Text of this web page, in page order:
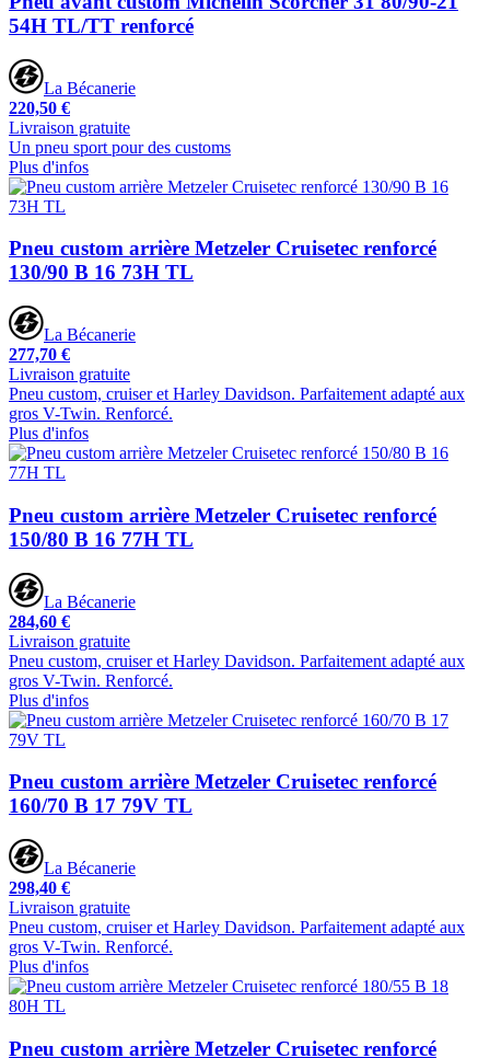
54H TL/TT renforcé
La Bécanerie
220,50 €
Livraison gratuite
Un pneu sport pour des customs
Plus d'infos
Pneu custom arrière Metzeler Cruisetec renforcé
130/90 B 16 73H TL
La Bécanerie
277,70 €
Livraison gratuite
Pneu custom, cruiser et Harley Davidson. Parfaitement adapté aux
gros V-Twin. Renforcé.
Plus d'infos
Pneu custom arrière Metzeler Cruisetec renforcé
150/80 B 16 77H TL
La Bécanerie
284,60 €
Livraison gratuite
Pneu custom, cruiser et Harley Davidson. Parfaitement adapté aux
gros V-Twin. Renforcé.
Plus d'infos
Pneu custom arrière Metzeler Cruisetec renforcé
160/70 B 17 79V TL
La Bécanerie
298,40 €
Livraison gratuite
Pneu custom, cruiser et Harley Davidson. Parfaitement adapté aux
gros V-Twin. Renforcé.
Plus d'infos
Pneu custom arrière Metzeler Cruisetec renforcé